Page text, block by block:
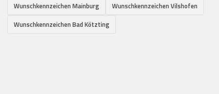
Wunschkennzeichen Mainburg
Wunschkennzeichen Vilshofen
Wunschkennzeichen Bad Kötzting